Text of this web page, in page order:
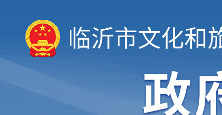
临沂市文化和